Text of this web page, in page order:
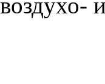
воздухо-